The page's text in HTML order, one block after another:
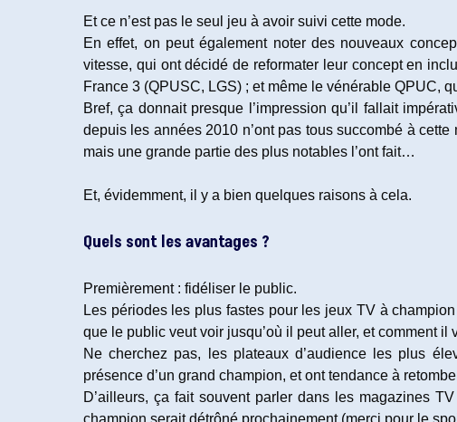
Et ce n’est pas le seul jeu à avoir suivi cette mode.
En effet, on peut également noter des nouveaux
vitesse, qui ont décidé de reformater leur concept en
France 3 (QPUSC, LGS) ; et même le vénérable QPUC,
Bref, ça donnait presque l’impression qu’il fallait
depuis les années 2010 n’ont pas tous succombé à
mais une grande partie des plus notables l’ont fait…
Et, évidemment, il y a bien quelques raisons à cela.
Quels sont les avantages ?
Premièrement : fidéliser le public.
Les périodes les plus fastes pour les jeux TV à
que le public veut voir jusqu’où il peut aller, et comment il
Ne cherchez pas, les plateaux d’audience les plus
présence d’un grand champion, et ont tendance à
D’ailleurs, ça fait souvent parler dans les magazines
champion serait détrôné prochainement (merci pour le